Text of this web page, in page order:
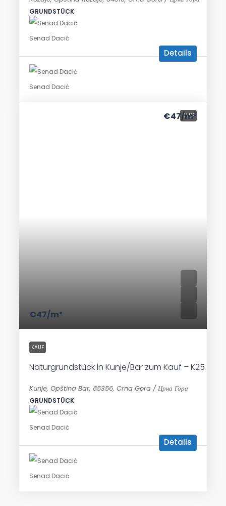
GRUNDSTÜCK
Details
Senad Dacić
Senad Dacić
KAUF
€47/m²
KAUF
Naturgrundstück in Kunje/Bar zum Kauf – K25
€47/m²
Kunje, Opština Bar, 85356, Crna Gora / Црна Гора
GRUNDSTÜCK
Details
Senad Dacić
Senad Dacić